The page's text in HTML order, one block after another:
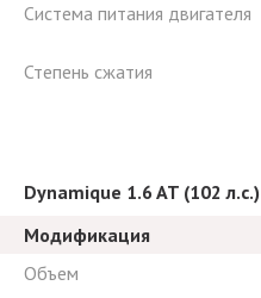
Система питания двигателя
Степень сжатия
Dynamique 1.6 AT (102 л.с.)
Модификация
Объем